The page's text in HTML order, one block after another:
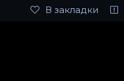
В закладки